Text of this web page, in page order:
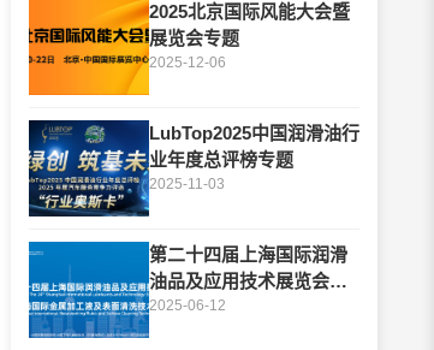
2025北京国际风能大会暨
展览会专题
2025-12-06
LubTop2025中国润滑油行
业年度总评榜专题
2025-11-03
第二十四届上海国际润滑
油品及应用技术展览会专
题
2025-06-12